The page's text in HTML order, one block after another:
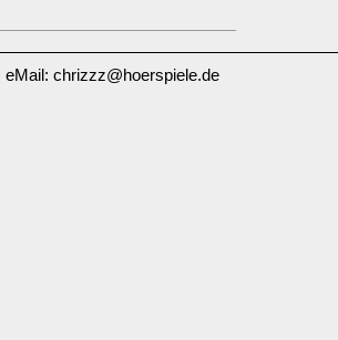
| eMail: chrizzz@hoerspiele.de